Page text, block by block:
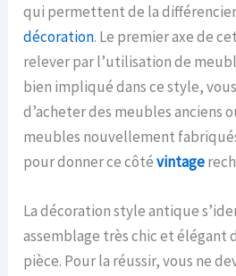
qui permettent de la
décoration. Le premier axe de
relever par l’utilisation de
bien impliqué dans ce style,
d’acheter des meubles anciens
meubles nouvellement
pour donner ce côtévintage
La décoration style antique
assemblage très chic et élégant
pièce. Pour la réussir, vous ne